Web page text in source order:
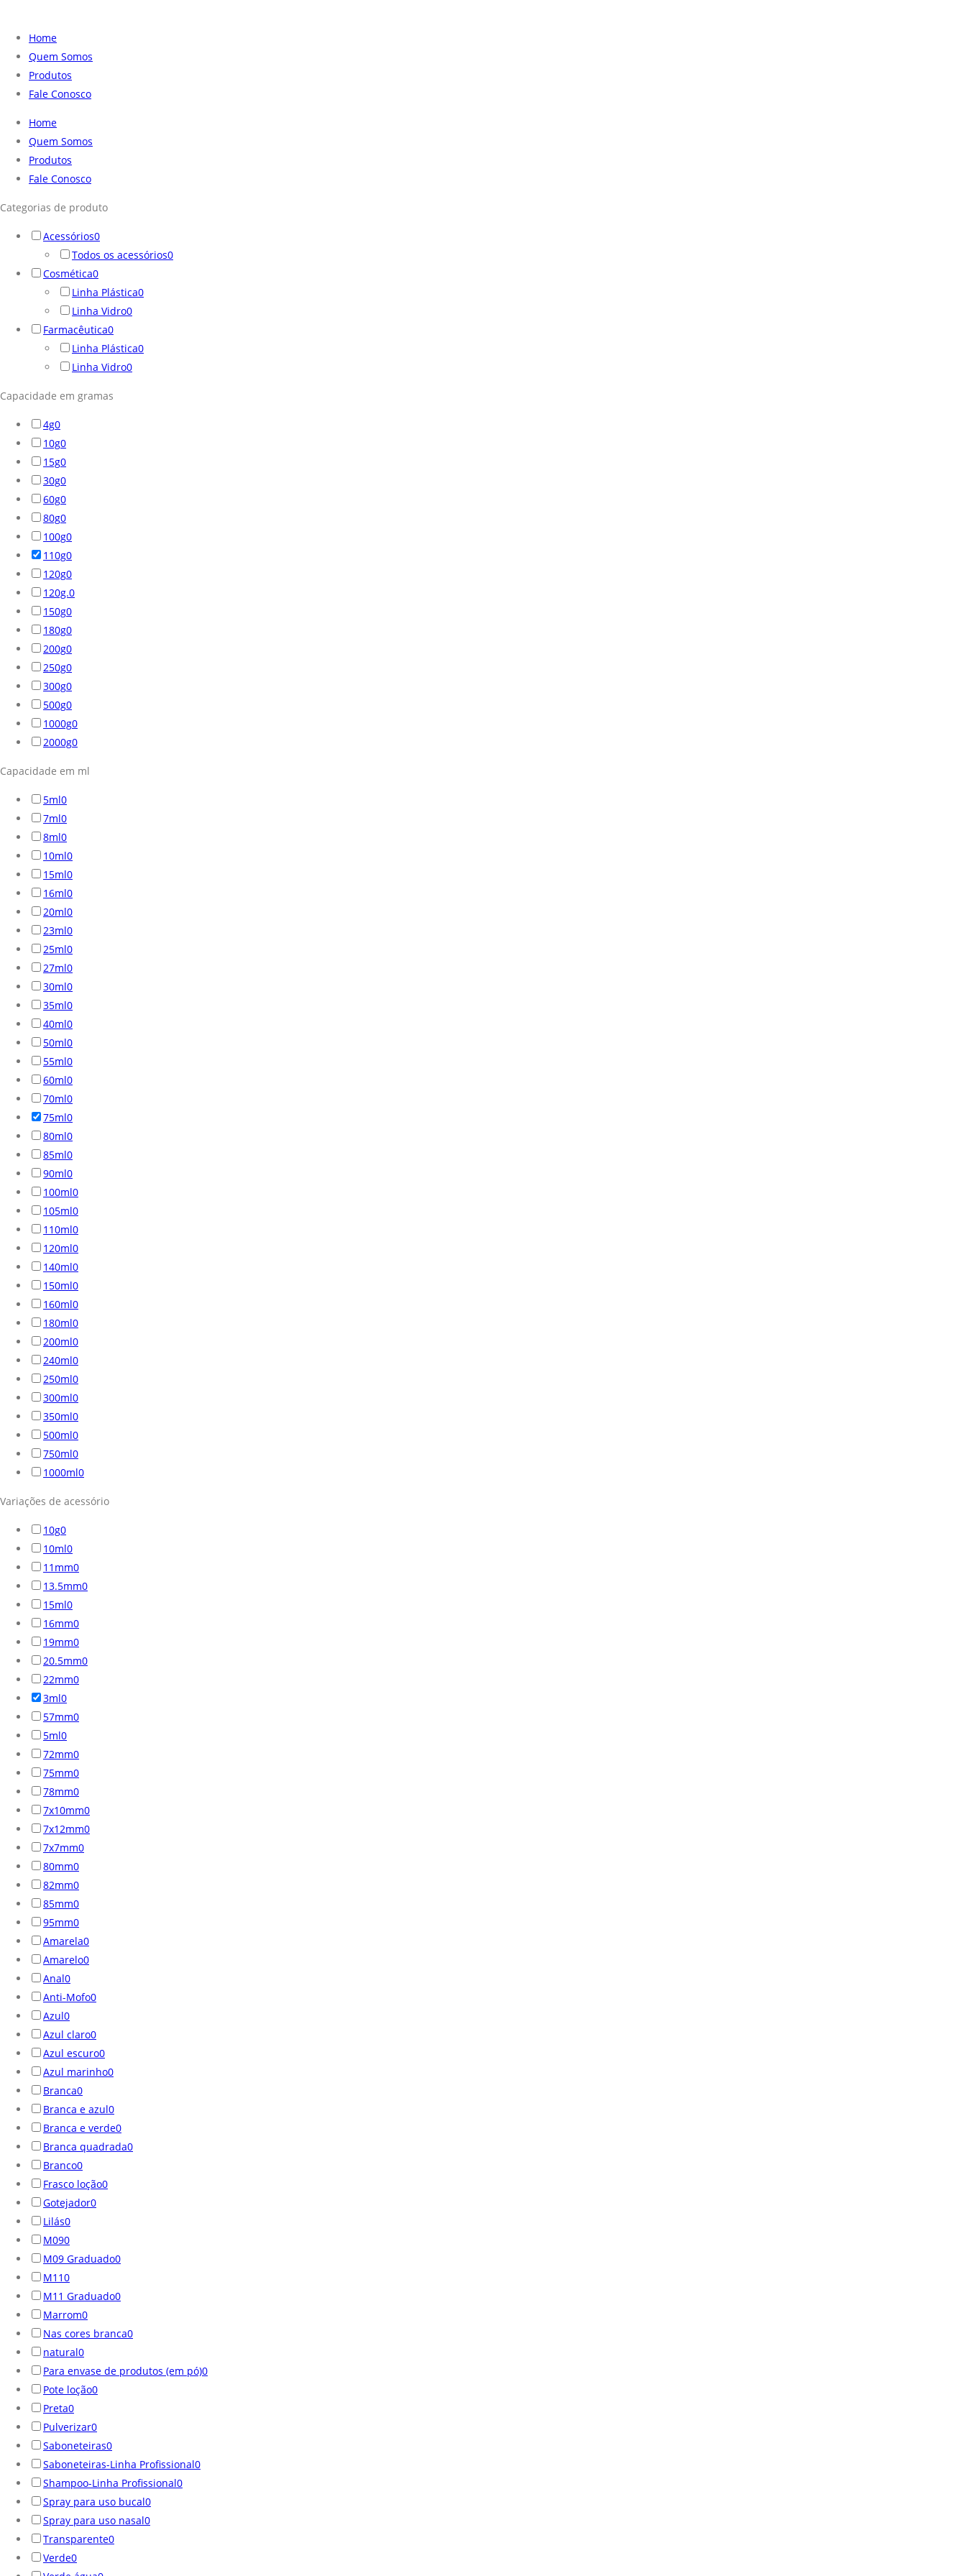
Home
Quem Somos
Produtos
Fale Conosco
Home
Quem Somos
Produtos
Fale Conosco
Categorias de produto
Acessórios0
Todos os acessórios0
Cosmética0
Linha Plástica0
Linha Vidro0
Farmacêutica0
Linha Plástica0
Linha Vidro0
Capacidade em gramas
4g0
10g0
15g0
30g0
60g0
80g0
100g0
110g0
120g0
120g.0
150g0
180g0
200g0
250g0
300g0
500g0
1000g0
2000g0
Capacidade em ml
5ml0
7ml0
8ml0
10ml0
15ml0
16ml0
20ml0
23ml0
25ml0
27ml0
30ml0
35ml0
40ml0
50ml0
55ml0
60ml0
70ml0
75ml0
80ml0
85ml0
90ml0
100ml0
105ml0
110ml0
120ml0
140ml0
150ml0
160ml0
180ml0
200ml0
240ml0
250ml0
300ml0
350ml0
500ml0
750ml0
1000ml0
Variações de acessório
10g0
10ml0
11mm0
13.5mm0
15ml0
16mm0
19mm0
20.5mm0
22mm0
3ml0
57mm0
5ml0
72mm0
75mm0
78mm0
7x10mm0
7x12mm0
7x7mm0
80mm0
82mm0
85mm0
95mm0
Amarela0
Amarelo0
Anal0
Anti-Mofo0
Azul0
Azul claro0
Azul escuro0
Azul marinho0
Branca0
Branca e azul0
Branca e verde0
Branca quadrada0
Branco0
Frasco loção0
Gotejador0
Lilás0
M090
M09 Graduado0
M110
M11 Graduado0
Marrom0
Nas cores branca0
natural0
Para envase de produtos (em pó)0
Pote loção0
Preta0
Pulverizar0
Saboneteiras0
Saboneteiras-Linha Profissional0
Shampoo-Linha Profissional0
Spray para uso bucal0
Spray para uso nasal0
Transparente0
Verde0